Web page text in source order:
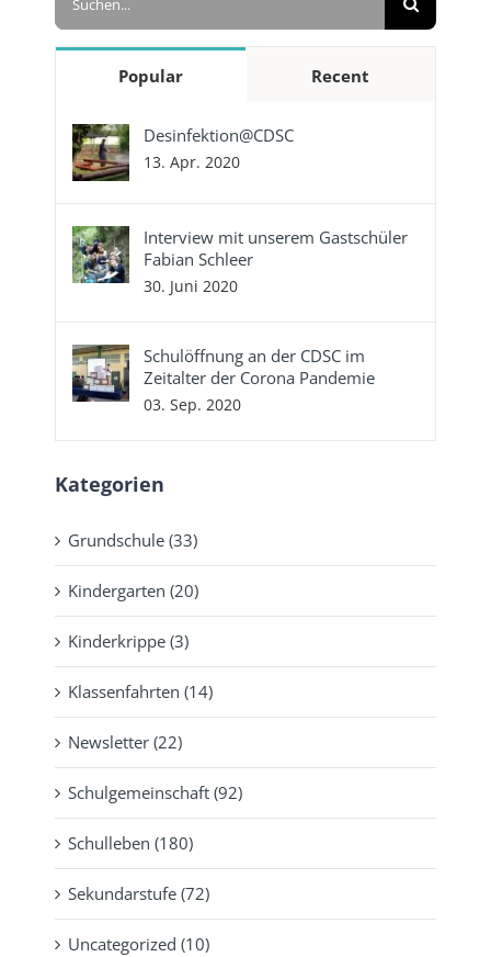
Popular Recent
Desinfektion@CDSC
13. Apr. 2020
Interview mit unserem Gastschüler
Fabian Schleer
30. Juni 2020
Schulöffnung an der CDSC im
Zeitalter der Corona Pandemie
03. Sep. 2020
Kategorien
Grundschule (33)
Kindergarten (20)
Kinderkrippe (3)
Klassenfahrten (14)
Newsletter (22)
Schulgemeinschaft (92)
Schulleben (180)
Sekundarstufe (72)
Uncategorized (10)